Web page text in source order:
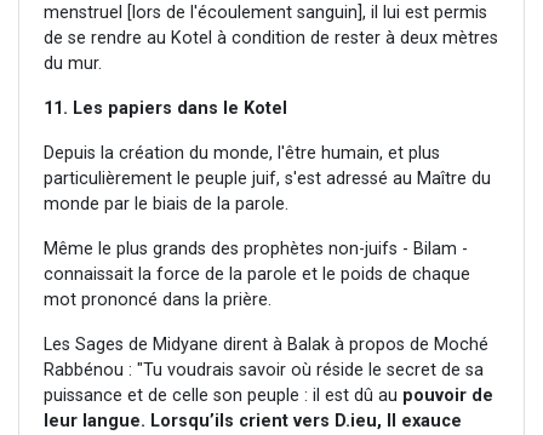
menstruel [lors de l'écoulement sanguin], il lui est permis
de se rendre au Kotel à condition de rester à deux mètres
du mur.
11. Les papiers dans le Kotel
Depuis la création du monde, l'être humain, et plus
particulièrement le peuple juif, s'est adressé au Maître du
monde par le biais de la parole.
Même le plus grands des prophètes non-juifs - Bilam -
connaissait la force de la parole et le poids de chaque
mot prononcé dans la prière.
Les Sages de Midyane dirent à Balak à propos de Moché
Rabbénou : "Tu voudrais savoir où réside le secret de sa
puissance et de celle son peuple : il est dû au pouvoir de
leur langue. Lorsqu’ils crient vers D.ieu, Il exauce